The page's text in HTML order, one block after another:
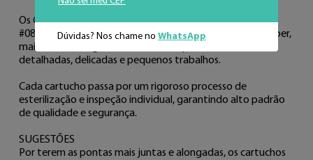
Os Cartuchos Cartridge Pro Universal Round Liner - 05 RL
#08 0.25mm possuem agulhas com ponta Super Long Taper,
mais finas e alongadas, sendo ideais para técnicas
detalhadas, delicadas e pequenos trabalhos.
Cada cartucho passa por um rigoroso processo de
esterilização e inspeção individual, garantindo alto padrão
de qualidade e segurança.
SUGESTÕES
Por terem as pontas mais juntas e alongadas, os cartuchos
Dúvidas? Nos chame no WhatsApp